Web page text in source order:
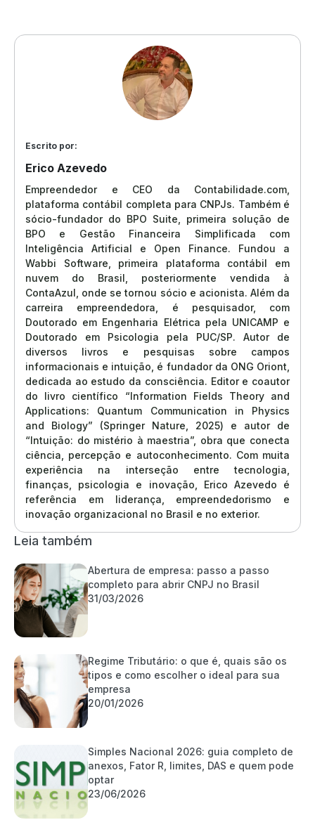
Escrito por:
Erico Azevedo
Empreendedor e CEO da Contabilidade.com,
plataforma contábil completa para CNPJs. Também é
sócio-fundador do BPO Suite, primeira solução de
BPO e Gestão Financeira Simplificada com
Inteligência Artificial e Open Finance. Fundou a
Wabbi Software, primeira plataforma contábil em
nuvem do Brasil, posteriormente vendida à
ContaAzul, onde se tornou sócio e acionista. Além da
carreira empreendedora, é pesquisador, com
Doutorado em Engenharia Elétrica pela UNICAMP e
Doutorado em Psicologia pela PUC/SP. Autor de
diversos livros e pesquisas sobre campos
informacionais e intuição, é fundador da ONG Oriont,
dedicada ao estudo da consciência. Editor e coautor
do livro científico “Information Fields Theory and
Applications: Quantum Communication in Physics
and Biology” (Springer Nature, 2025) e autor de
“Intuição: do mistério à maestria”, obra que conecta
ciência, percepção e autoconhecimento. Com muita
experiência na interseção entre tecnologia,
finanças, psicologia e inovação, Erico Azevedo é
referência em liderança, empreendedorismo e
inovação organizacional no Brasil e no exterior.
Leia também
Abertura de empresa: passo a passo
completo para abrir CNPJ no Brasil
31/03/2026
Regime Tributário: o que é, quais são os
tipos e como escolher o ideal para sua
empresa
20/01/2026
Simples Nacional 2026: guia completo de
anexos, Fator R, limites, DAS e quem pode
optar
23/06/2026